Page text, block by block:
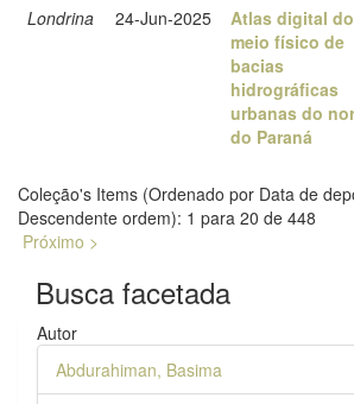
Londrina 24-Jun-2025
Atlas digital do
meio físico de
bacias
hidrográficas
urbanas do
do Paraná
Coleção's Items (Ordenado por Data de
Descendente ordem): 1 para 20 de 448
Próximo >
Busca facetada
Autor
Abdurahiman, Basima